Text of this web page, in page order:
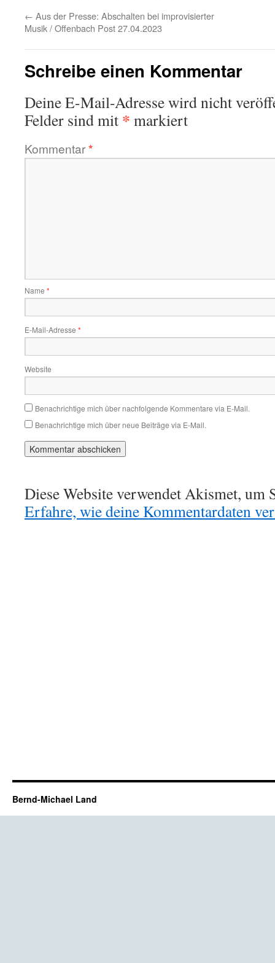
← Aus der Presse: Abschalten bei improvisierter
Musik / Offenbach Post 27.04.2023
Schreibe einen Kommentar
Deine E-Mail-Adresse wird nicht
Felder sind mit * markiert
Kommentar*
Name *
E-Mail-Adresse *
Website
Benachrichtige mich über nachfolgende Kommentare via E-Mail.
Benachrichtige mich über neue Beiträge via E-Mail.
Diese Website verwendet Akismet, um
Erfahre, wie deine Kommentardaten
Bernd-Michael Land